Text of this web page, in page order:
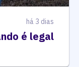
há 3 dias
é legal